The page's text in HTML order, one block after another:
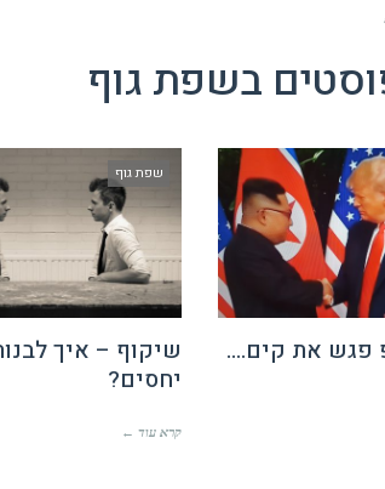
בשפת גוף
פגש את קים….
שפת גוף
שיקוף – איך
יחסים?
קרא עוד ←